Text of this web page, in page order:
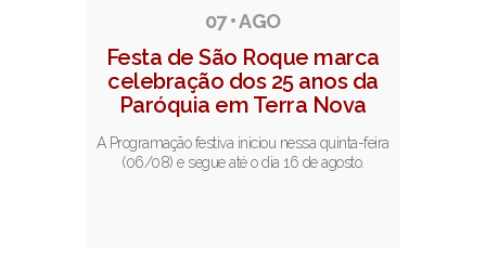
07 • AGO
Festa de São Roque marca
celebração dos 25 anos da
Paróquia em Terra Nova
A Programação festiva iniciou nessa quinta-feira
(06/08) e segue até o dia 16 de agosto.